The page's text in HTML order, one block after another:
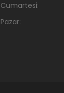
Cumartesi:
Pazar: